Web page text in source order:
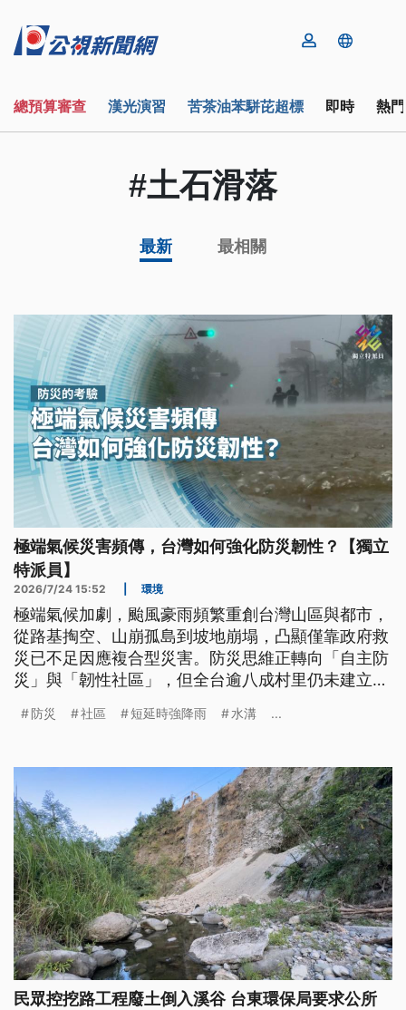
總預算審查 漢光演習 苦茶油苯駢芘超標 即時 熱
#土石滑落
最新 最相關
極端氣候災害頻傳，台灣如何強化防災韌性？【獨立
特派員】
2026/7/24 15:52 環境
極端氣候加劇，颱風豪雨頻繁重創台灣山區與都市，
從路基掏空、山崩孤島到坡地崩塌，凸顯僅靠政府救
災已不足因應複合型災害。防災思維正轉向「自主防
災」與「韌性社區」，但全台逾八成村里仍未建立相
證照制度，強化風險意識及平時演練，提升社區自救
防災 社區 短延時強降雨 水溝 ...
民眾控挖路工程廢土倒入溪谷 台東環保局要求公所